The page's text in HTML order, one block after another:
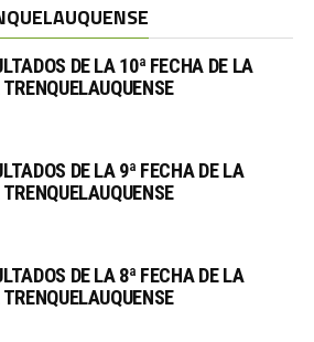
DE LA 10ª FECHA DE LA
DE LA 9ª FECHA DE LA
DE LA 8ª FECHA DE LA